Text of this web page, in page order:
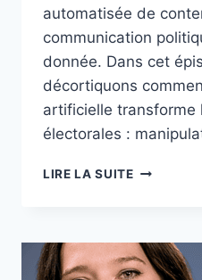
automatisée de
communication
donnée. Dans cet
décortiquons
artificielle transforme
électorales :
LIRE LA SUITE JACQUES
ET
IA